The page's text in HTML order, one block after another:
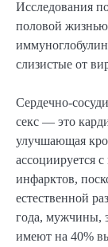
Исследования
половой
слизистые от
Сердечно-
секс — это
улучшающая
ассоциируется
инфарктов,
естественной
года, мужчины,
имеют на 40%